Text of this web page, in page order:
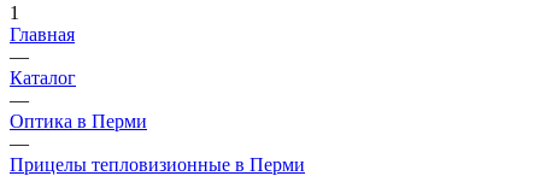
1
Главная
—
Каталог
—
Оптика в Перми
—
Прицелы тепловизионные в Перми